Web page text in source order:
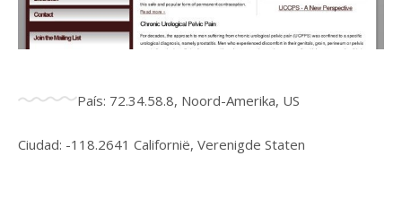
País: 72.34.58.8, Noord-Amerika, US
Ciudad: -118.2641 Californië, Verenigde Staten